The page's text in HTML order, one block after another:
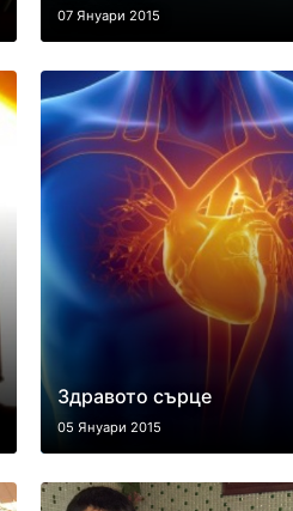
07 Януари 2015
Здравото сърце
05 Януари 2015